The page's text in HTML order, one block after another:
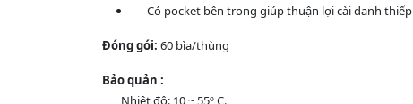
Có pocket bên trong giúp thuận lợi cài danh thiếp
Đóng gói: 60 bìa/thùng
Bảo quản :
Nhiệt độ: 10 ~ 55º C.